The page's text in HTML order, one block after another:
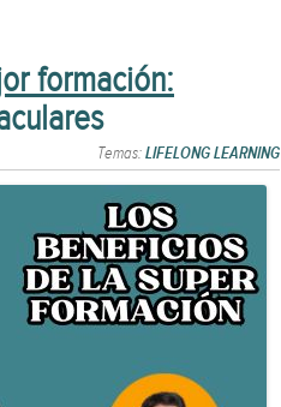
formación:
Temas:LIFELONG LEARNING